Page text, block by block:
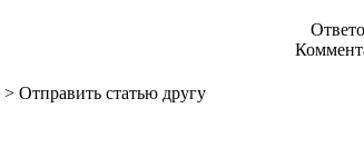
> Отправить статью другу